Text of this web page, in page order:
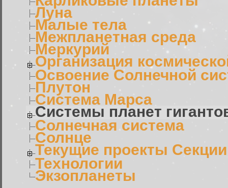
Луна
Малые тела
Межпланетная среда
Меркурий
Организация
Освоение Солнечной
Плутон
Система Марса
Системы планет
Солнечная система
Солнце
Текущие проекты Секции
Технологии
Экзопланеты